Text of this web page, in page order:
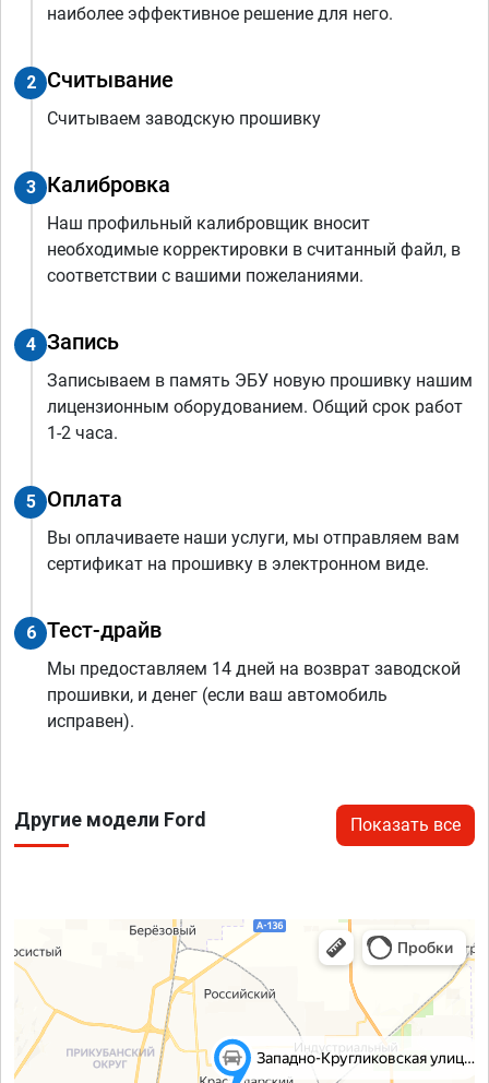
наиболее эффективное решение для него.
2 Считывание
Считываем заводскую прошивку
3 Калибровка
Наш профильный калибровщик вносит
необходимые корректировки в считанный файл, в
соответствии с вашими пожеланиями.
4 Запись
Записываем в память ЭБУ новую прошивку нашим
лицензионным оборудованием. Общий срок работ
1-2 часа.
5 Оплата
Вы оплачиваете наши услуги, мы отправляем вам
сертификат на прошивку в электронном виде.
6 Тест-драйв
Мы предоставляем 14 дней на возврат заводской
прошивки, и денег (если ваш автомобиль
исправен).
Другие модели Ford Показать все